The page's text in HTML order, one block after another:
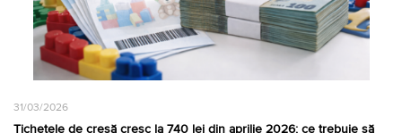
31/03/2026
Tichetele de creșă cresc la 740 lei din aprilie 2026: ce trebuie să